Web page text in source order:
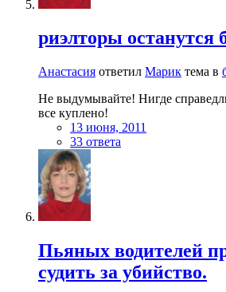
риэлторы останутся
Анастасия ответил Марик тема в
Не выдумывайте! Нигде
все куплено!
13 июня, 2011
33 ответа
Пьяных водителей
судить за убийство.